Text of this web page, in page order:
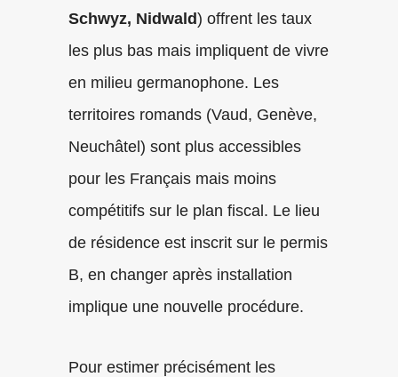
Schwyz, Nidwald) offrent les taux
les plus bas mais impliquent de vivre
en milieu germanophone. Les
territoires romands (Vaud, Genève,
Neuchâtel) sont plus accessibles
pour les Français mais moins
compétitifs sur le plan fiscal. Le lieu
de résidence est inscrit sur le permis
B, en changer après installation
implique une nouvelle procédure.
Pour estimer précisément les